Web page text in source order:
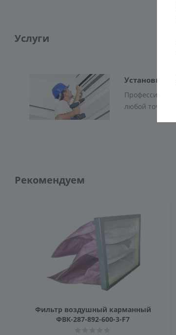
Услуги
Установка
любой точке
Рекомендуем
Фильтр воздушный карманный
ФВК-287-892-600-3-F7